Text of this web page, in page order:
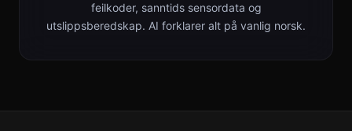
feilkoder, sanntids sensordata og
utslippsberedskap. AI forklarer alt på vanlig norsk.